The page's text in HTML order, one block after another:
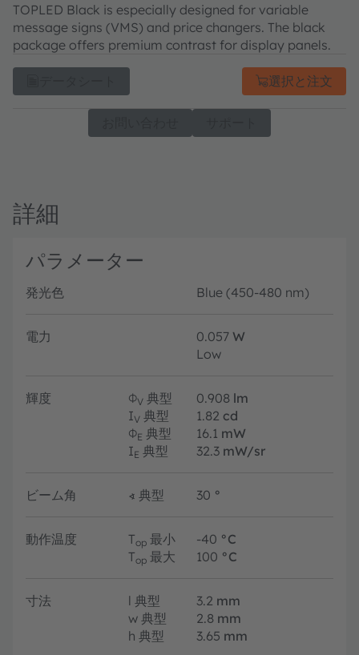
TOPLED Black is especially designed for variable
message signs (VMS) and price changers. The black
package offers premium contrast for display panels.
選択と注文
詳細
パラメーター
発光色 Blue (450-480 nm)
電力 0.057 W
Low
輝度 ΦV 典型 0.908 lm
IV 典型 1.82 cd
ΦE 典型 16.1 mW
IE 典型 32.3 mW/sr
ビーム角 ∢ 典型 30 °
動作温度 Top 最小 -40 °C
Top 最大 100 °C
寸法 l 典型 3.2 mm
w 典型 2.8 mm
h 典型 3.65 mm